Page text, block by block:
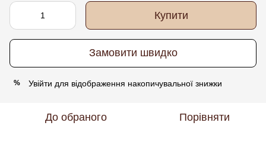
Купити
Замовити швидко
% Увійти для відображення накопичувальної знижки
До обраного Порівняти